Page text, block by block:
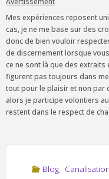
Mes expériences reposent
cas, je ne me base sur des
donc de bien vouloir
de discernement lorsque
ce ne sont là que des
figurent pas toujours dans
tout pour le plaisir et non par
alors je participe volontiers
restent dans le respect de
Blog,